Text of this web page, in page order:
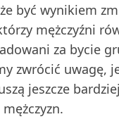
być wynikiem
mężczyźni
za bycie
zwrócić uwagę,
jeszcze